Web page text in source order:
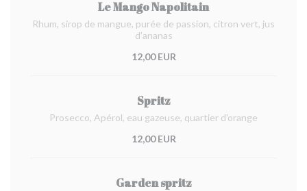
Le Mango Napolitain
Rhum, sirop de mangue, purée de passion, citron vert, jus
d’ananas
12,00 EUR
Spritz
Prosecco, Apérol, eau gazeuse, quartier d'orange
12,00 EUR
Garden spritz